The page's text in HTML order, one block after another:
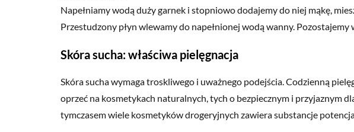
Napełniamy wodą duży garnek i stopniowo dodajemy do niej mąkę,
Przestudzony płyn wlewamy do napełnionej wodą wanny. Pozostajemy
Skóra sucha: właściwa pielęgnacja
Skóra sucha wymaga troskliwego i uważnego podejścia. Codzienną
oprzeć na kosmetykach naturalnych, tych o bezpiecznym i przyjaznym
tymczasem wiele kosmetyków drogeryjnych zawiera substancje